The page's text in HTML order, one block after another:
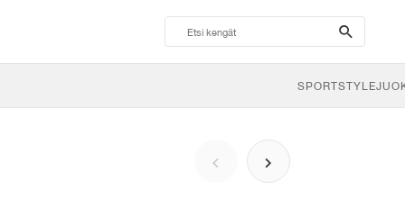
search-
btn
SPORTSTYLE